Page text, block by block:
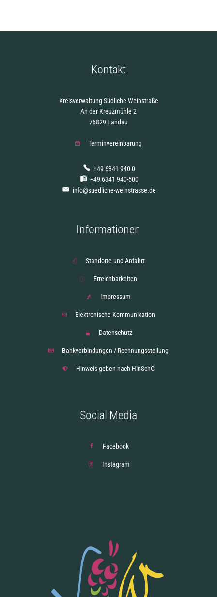
Kontakt
Kreisverwaltung Südliche Weinstraße
An der Kreuzmühle 2
76829 Landau
Terminvereinbarung
+49 6341 940-0
+49 6341 940-500
info@suedliche-weinstrasse.de
Informationen
Standorte und Anfahrt
Erreichbarkeiten
Impressum
Elektronische Kommunikation
Datenschutz
Bankverbindungen / Rechnungsstellung
Hinweis geben nach HinSchG
Social Media
Facebook
Instagram